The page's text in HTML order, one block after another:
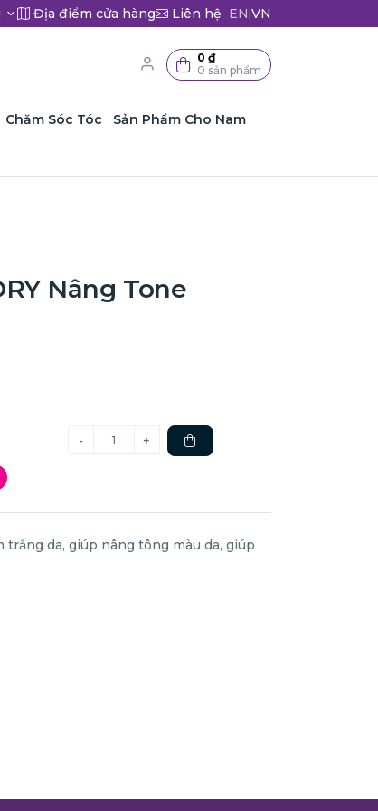
Địa điểm cửa hàng Liên hệ EN|VN
0 ₫
0 sản phẩm
Chăm Sóc Tóc Sản Phẩm Cho Nam
Nâng Tone
trắng da, giúp nâng tông màu da, giúp